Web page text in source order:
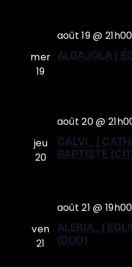
mer
19
ALGAJOLA [
août 19 @ 21h00
jeu
20
CALVI_ [
BAPTISTE
août 20 @
ven
21
ALERIA_ [
(DUO)
août 21 @ 19h00